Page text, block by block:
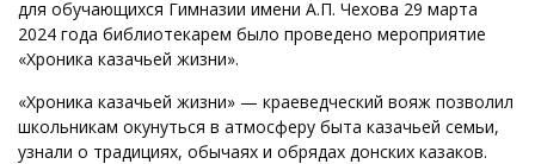
для обучающихся Гимназии имени А.П. Чехова 29 марта
2024 года библиотекарем было проведено мероприятие
«Хроника казачьей жизни».
«Хроника казачьей жизни» — краеведческий вояж позволил
школьникам окунуться в атмосферу быта казачьей семьи,
узнали о традициях, обычаях и обрядах донских казаков.